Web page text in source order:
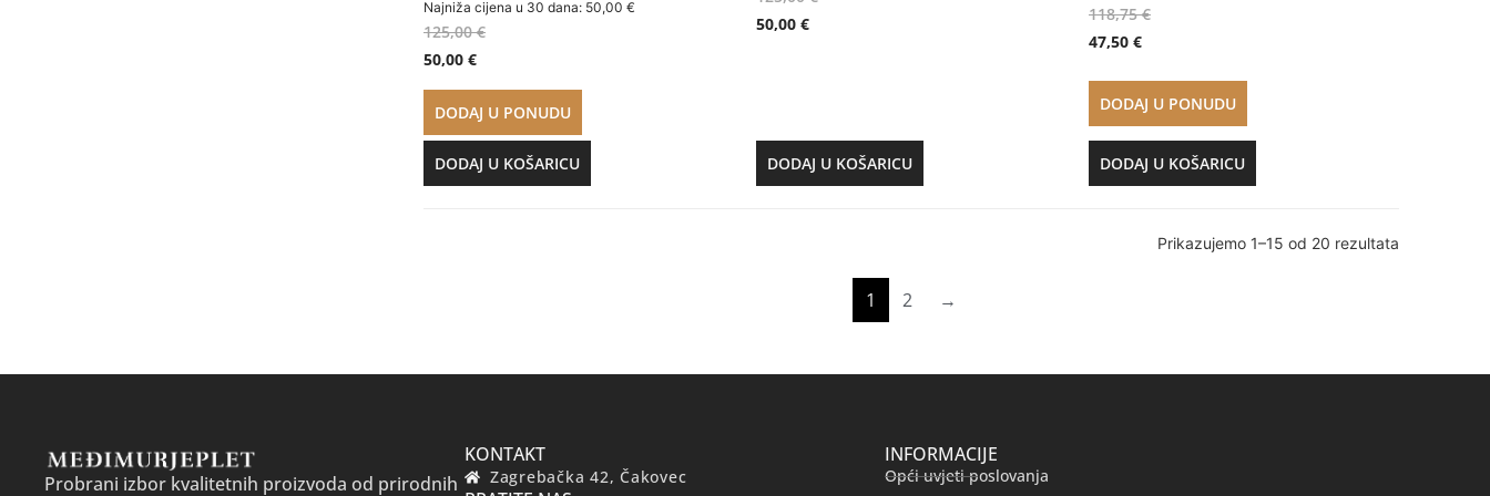
Najniža cijena u 30 dana: 50,00 €
125,00€
50,00 €
DODAJ U PONUDU
DODAJ U KOŠARICU
50,00 €
DODAJ U KOŠARICU
118,75€
47,50 €
DODAJ U PONUDU
DODAJ U KOŠARICU
Prikazujemo 1–15 od 20 rezultata
1 2 →
Probrani izbor kvalitetnih proizvoda od prirodnih
KONTAKT
Zagrebačka 42, Čakovec
INFORMACIJE
Opći uvjeti poslovanja